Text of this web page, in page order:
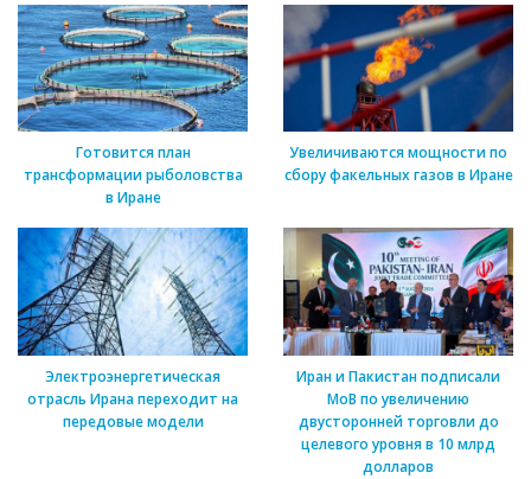
Готовится план
трансформации рыболовства
в Иране
Увеличиваются мощности по
сбору факельных газов в Иране
Электроэнергетическая
отрасль Ирана переходит на
передовые модели
Иран и Пакистан подписали
МоВ по увеличению
двусторонней торговли до
целевого уровня в 10 млрд
долларов